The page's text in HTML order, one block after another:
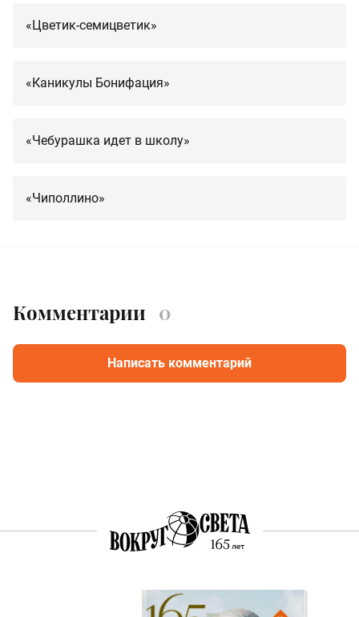
«Цветик-семицветик»
«Каникулы Бонифация»
«Чебурашка идет в школу»
«Чиполлино»
Комментарии 0
Написать комментарий